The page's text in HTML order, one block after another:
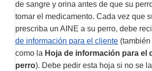
de sangre y orina antes de que su
tomar el medicamento. Cada vez que
prescriba un AINE a su perro, debe
de información para el cliente
como la Hoja de información para el
perro). Debe pedir esta hoja si no se